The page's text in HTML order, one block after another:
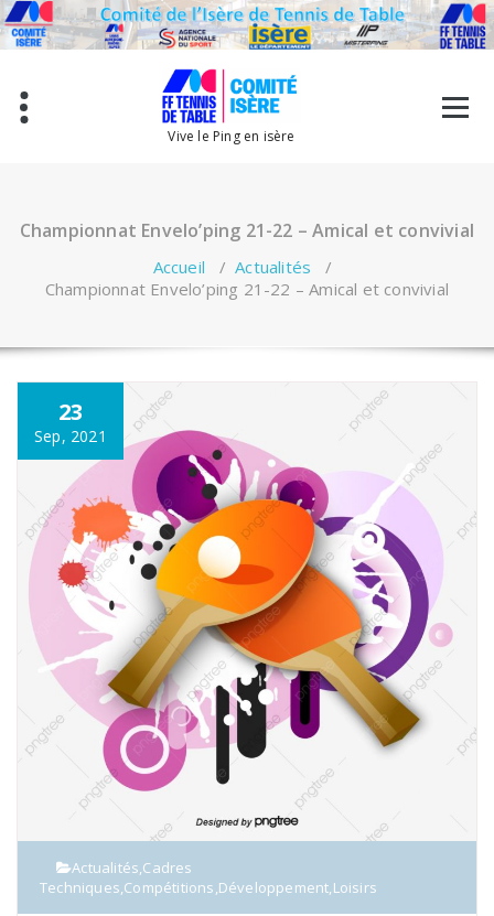
Aller
au
contenu
Vive le Ping en isère
Championnat Envelo’ping 21-22 – Amical et convivial
Accueil /Actualités /
Championnat Envelo’ping 21-22 – Amical et convivial
23
Sep, 2021
Actualités,Cadres
Techniques,Compétitions,Développement,Loisirs